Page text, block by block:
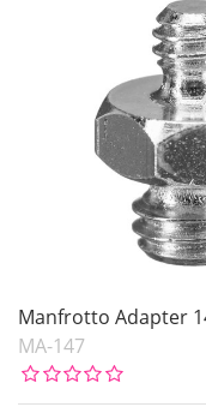
Manfrotto Adapter
MA-147